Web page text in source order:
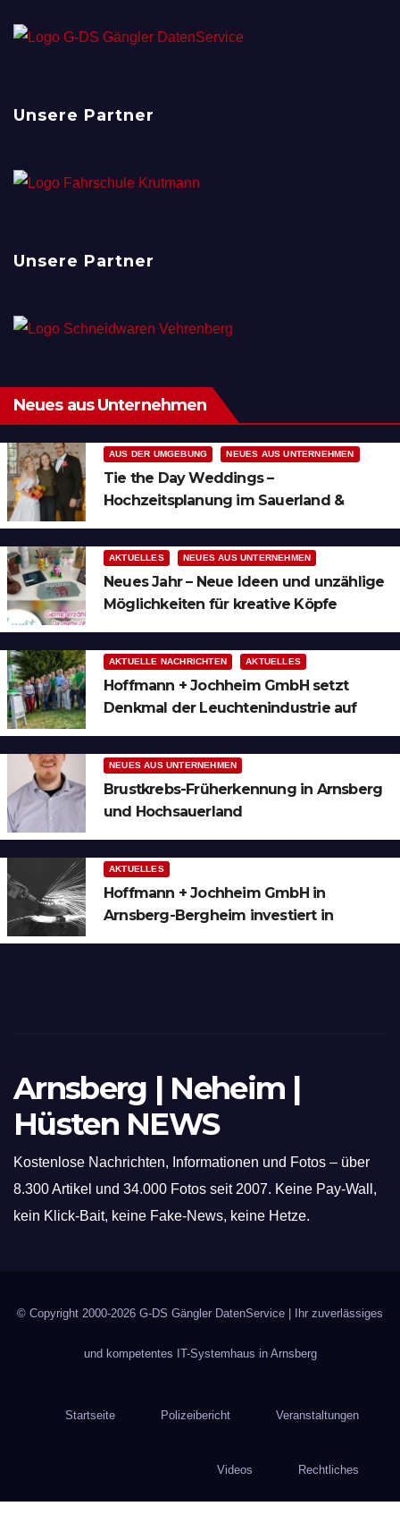
Unsere Partner
Unsere Partner
Neues aus Unternehmen
AUS DER UMGEBUNG NEUES AUS UNTERNEHMEN
Tie the Day Weddings –
Hochzeitsplanung im Sauerland &
AKTUELLES NEUES AUS UNTERNEHMEN
Neues Jahr – Neue Ideen und unzählige
Möglichkeiten für kreative Köpfe
AKTUELLE NACHRICHTEN AKTUELLES
Hoffmann + Jochheim GmbH setzt
Denkmal der Leuchtenindustrie auf
NEUES AUS UNTERNEHMEN
Brustkrebs-Früherkennung in Arnsberg
und Hochsauerland
AKTUELLES
Hoffmann + Jochheim GmbH in
Arnsberg-Bergheim investiert in
Arnsberg | Neheim |
Hüsten NEWS
Kostenlose Nachrichten, Informationen und Fotos – über
8.300 Artikel und 34.000 Fotos seit 2007. Keine Pay-Wall,
kein Klick-Bait, keine Fake-News, keine Hetze.
© Copyright 2000-2026 G-DS Gängler DatenService | Ihr zuverlässiges
und kompetentes IT-Systemhaus in Arnsberg
Startseite Polizeibericht Veranstaltungen
Videos Rechtliches